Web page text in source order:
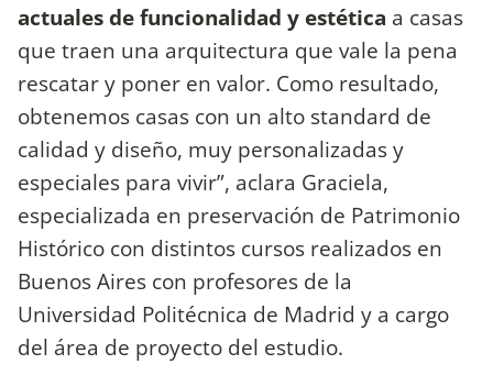
actuales de funcionalidad y estética a casas
que traen una arquitectura que vale la pena
rescatar y poner en valor. Como resultado,
obtenemos casas con un alto standard de
calidad y diseño, muy personalizadas y
especiales para vivir”, aclara Graciela,
especializada en preservación de Patrimonio
Histórico con distintos cursos realizados en
Buenos Aires con profesores de la
Universidad Politécnica de Madrid y a cargo
del área de proyecto del estudio.